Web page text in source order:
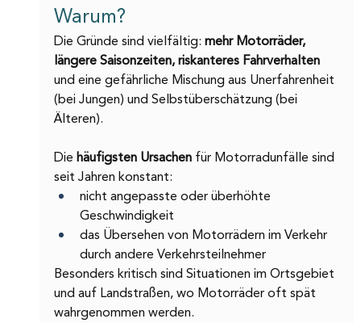
Warum?
Die Gründe sind vielfältig: mehr Motorräder,
längere Saisonzeiten, riskanteres Fahrverhalten
und eine gefährliche Mischung aus Unerfahrenheit
(bei Jungen) und Selbstüberschätzung (bei
Älteren).
Die häufigsten Ursachen für Motorradunfälle sind
seit Jahren konstant:
nicht angepasste oder überhöhte
Geschwindigkeit
das Übersehen von Motorrädern im Verkehr
durch andere Verkehrsteilnehmer
Besonders kritisch sind Situationen im Ortsgebiet
und auf Landstraßen, wo Motorräder oft spät
wahrgenommen werden.